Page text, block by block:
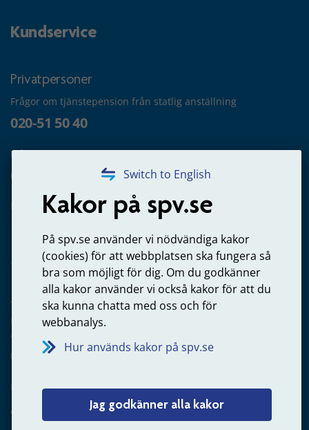
Switch to English
Kakor på spv.se
På spv.se använder vi nödvändiga kakor
(cookies) för att webbplatsen ska fungera så
bra som möjligt för dig. Om du godkänner
alla kakor använder vi också kakor för att du
ska kunna chatta med oss och för
webbanalys.
Hur används kakor på spv.se
Jag godkänner alla kakor
Kundservice
Privatpersoner
Frågor om tjänstepension från statlig anställning
020-51 50 40
Frågor om utbetalning
020-65 00 65
Kontakta oss
Arbetsgivare
Frågor om administration av tjänstepension från statlig
anställning
060-18 75 03
Kontakta oss
Arbetsgivare – skicka mejl till oss